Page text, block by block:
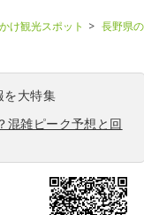
け観光スポット
長野県
を大特集
混雑ピーク予想と回